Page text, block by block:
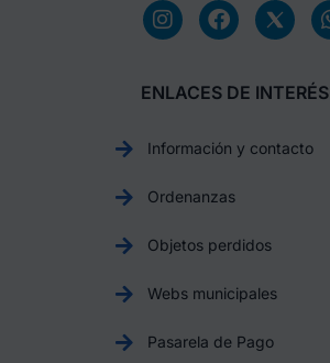
ENLACES DE INTERÉS
Información y contacto
Ordenanzas
Objetos perdidos
Webs municipales
Pasarela de Pago